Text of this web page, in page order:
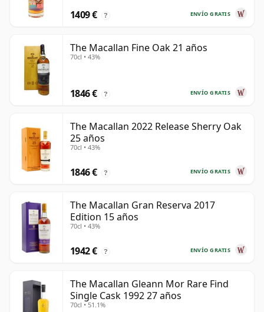
ENVÍO GRATIS
1409 € ?
The Macallan Fine Oak 21 años
70cl • 43%
ENVÍO GRATIS
1846 € ?
The Macallan 2022 Release Sherry Oak
25 años
70cl • 43%
ENVÍO GRATIS
1846 € ?
The Macallan Gran Reserva 2017
Edition 15 años
70cl • 43%
ENVÍO GRATIS
1942 € ?
The Macallan Gleann Mor Rare Find
Single Cask 1992 27 años
70cl • 51.1%